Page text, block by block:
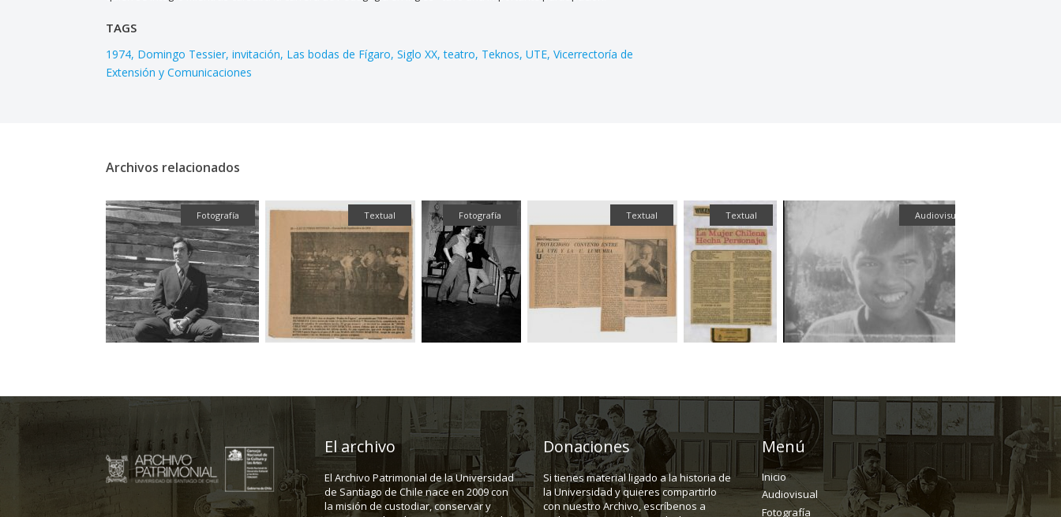
TAGS
1974 Domingo Tessier invitación Las bodas de Fígaro Siglo XX teatro Teknos UTE Vicerrectoría de
Extensión y Comunicaciones
Archivos relacionados
Fotografía Textual Fotografía Textual Textual Audiovisual
El archivo
El Archivo Patrimonial de la Universidad
de Santiago de Chile nace en 2009 con
la misión de custodiar, conservar y
Donaciones
Si tienes material ligado a la historia de
la Universidad y quieres compartirlo
con nuestro Archivo, escríbenos a
Menú
Inicio
Audiovisual
Fotografía